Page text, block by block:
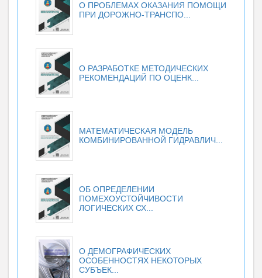
О ПРОБЛЕМАХ ОКАЗАНИЯ ПОМОЩИ
ПРИ ДОРОЖНО-ТРАНСПО...
О РАЗРАБОТКЕ МЕТОДИЧЕСКИХ
РЕКОМЕНДАЦИЙ ПО ОЦЕНК...
МАТЕМАТИЧЕСКАЯ МОДЕЛЬ
КОМБИНИРОВАННОЙ ГИДРАВЛИЧ...
ОБ ОПРЕДЕЛЕНИИ
ПОМЕХОУСТОЙЧИВОСТИ
ЛОГИЧЕСКИХ СХ...
О ДЕМОГРАФИЧЕСКИХ
ОСОБЕННОСТЯХ НЕКОТОРЫХ
СУБЪЕК...